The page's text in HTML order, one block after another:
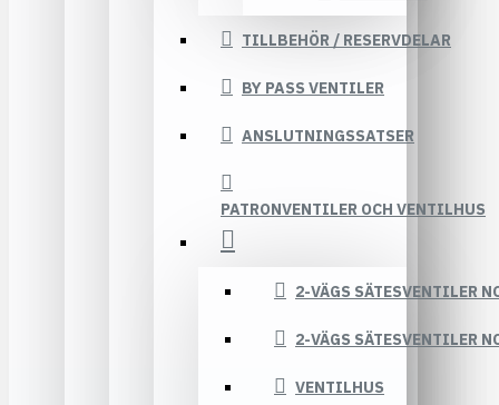
TILLBEHÖR / RESERVDELAR
BY PASS VENTILER
ANSLUTNINGSSATSER
PATRONVENTILER OCH VENTILHUS
2-VÄGS SÄTESVENTILER
2-VÄGS SÄTESVENTILER
VENTILHUS